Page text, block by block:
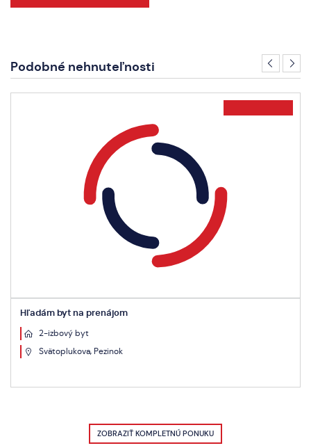
Podobné nehnuteľnosti
Hľadám byt na prenájom
2-izbový byt
Svätoplukova, Pezinok
ZOBRAZIŤ KOMPLETNÚ PONUKU